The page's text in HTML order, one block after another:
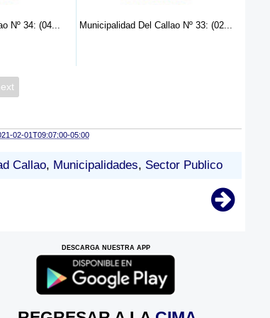
Nº 33: (02... Municipalidad Del Callao Nº 32: Pra...
02-01T09:07:00-05:00
Callao, Municipalidades, Sector Publico
DESCARGA NUESTRA APP